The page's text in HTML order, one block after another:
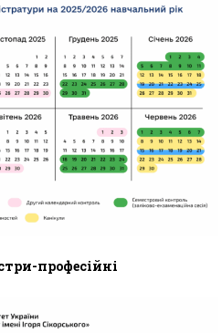
професійні